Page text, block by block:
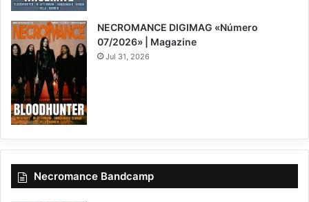
NECROMANCE DIGIMAG «Número
07/2026» | Magazine
Jul 31, 2026
Necromance Bandcamp